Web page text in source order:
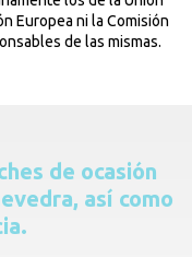
Europea ni la Comisión
de las mismas.
de ocasión
así como